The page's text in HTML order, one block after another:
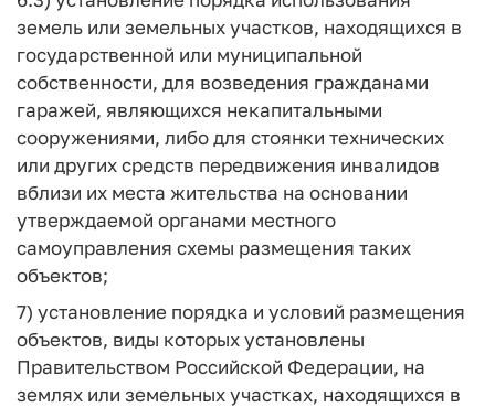
земель или земельных участков, находящихся в
государственной или муниципальной
собственности, для возведения гражданами
гаражей, являющихся некапитальными
сооружениями, либо для стоянки технических
или других средств передвижения инвалидов
вблизи их места жительства на основании
утверждаемой органами местного
самоуправления схемы размещения таких
объектов;
7) установление порядка и условий размещения
объектов, виды которых установлены
Правительством Российской Федерации, на
землях или земельных участках, находящихся в